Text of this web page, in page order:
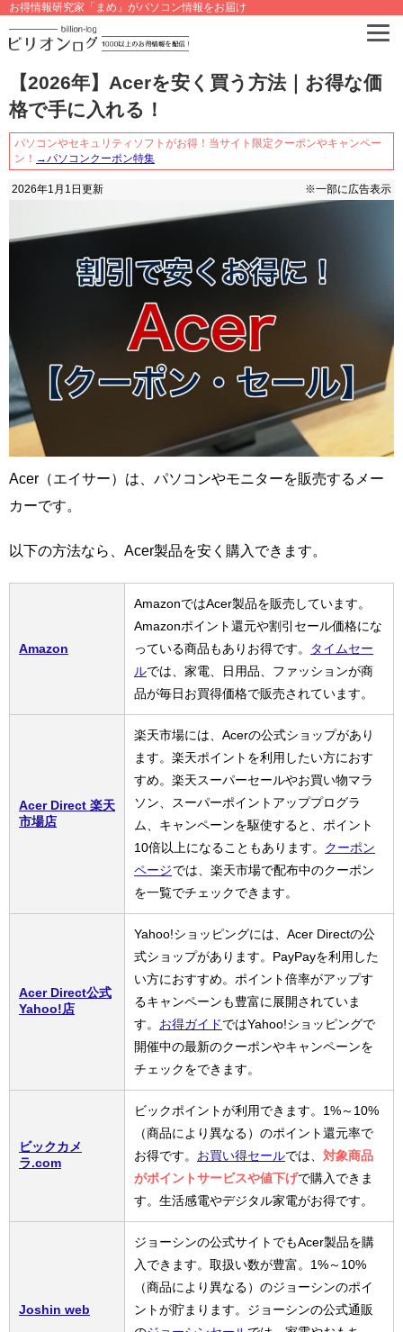
お得情報研究家「まめ」がパソコン情報をお届け
【2026年】Acerを安く買う方法｜お得な価
格で手に入れる！
パソコンやセキュリティソフトがお得！当サイト限定クーポンやキャンペー
ン！ →パソコンクーポン特集
2026年1月1日 更新 ※一部に広告表示
Acer（エイサー）は、パソコンやモニターを販売するメー
カーです。
以下の方法なら、Acer製品を安く購入できます。
Amazon
AmazonではAcer製品を販売しています。
Amazonポイント還元や割引セール価格にな
っている商品もありお得です。
タイムセー
ルでは、家電、日用品、ファッションが商
品が毎日お買得価格で販売されています。
Acer Direct 楽天
市場店
楽天市場には、Acerの公式ショップがあり
ます。楽天ポイントを利用したい方におす
すめ。楽天スーパーセールやお買い物マラ
ソン、スーパーポイントアッププログラ
ム、キャンペーンを駆使すると、ポイント
10倍以上になることもあります。 クーポン
ページでは、楽天市場で配布中のクーポン
を一覧でチェックできます。
Acer Direct公式
Yahoo!店
Yahoo!ショッピングには、Acer Directの公
式ショップがあります。PayPayを利用した
い方におすすめ。ポイント倍率がアップす
るキャンペーンも豊富に展開されていま
す。 お得ガイドではYahoo!ショッピングで
開催中の最新のクーポンやキャンペーンを
チェックをできます。
ビックカメ
ラ.com
ビックポイントが利用できます。1%～10%
（商品により異なる）のポイント還元率で
お得です。 お買い得セールでは、 対象商品
がポイントサービスや値下げで購入できま
す。生活感電やデジタル家電がお得です。
Joshin web
ジョーシンの公式サイトでもAcer製品を購
入できます。取扱い数が豊富。1%～10%
（商品により異なる）のジョーシンのポイ
ントが貯まります。ジョーシンの公式通販